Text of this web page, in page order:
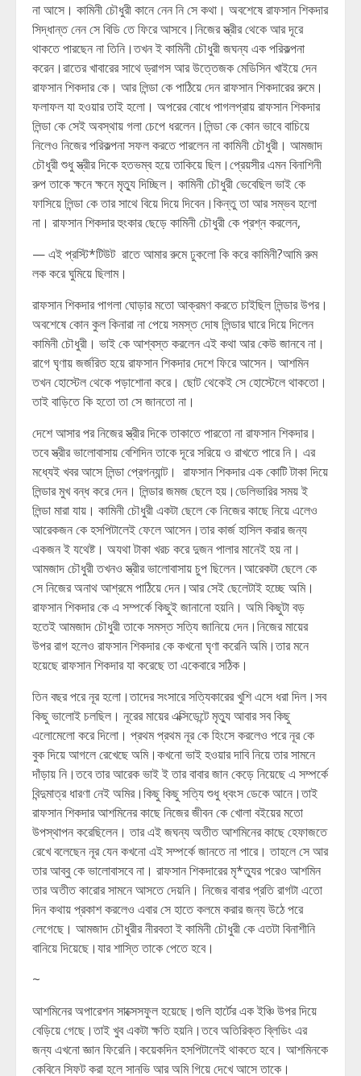
না আসে। কামিনী চৌধুরী কানে নেন নি সে কথা। অবশেষে রাফসান শিকদার
সিদ্ধান্ত নেন সে বিডি তে ফিরে আসবে।নিজের স্ত্রীর থেকে আর দূরে
থাকতে পারছেন না তিনি।তখন ই কামিনী চৌধুরী জঘন্য এক পরিকল্পনা
করেন।রাতের খাবারের সাথে ড্রাগস আর উত্তেজক মেডিসিন খাইয়ে দেন
রাফসান শিকদার কে। আর লিন্ডা কে পাঠিয়ে দেন রাফসান শিকদারের রুমে।
ফলাফল যা হওয়ার তাই হলো। অপরের বোধে পাগলপ্রায় রাফসান শিকদার
লিন্ডা কে সেই অবস্থায় গলা চেপে ধরলেন।লিন্ডা কে কোন ভাবে বাচিয়ে
নিলেও নিজের পরিকল্পনা সফল করতে পারলেন না কামিনী চৌধুরী। আমজাদ
চৌধুরী শুধু স্ত্রীর দিকে হতভম্ব হয়ে তাকিয়ে ছিল।প্রেয়সীর এমন বিনাশিনী
রুপ তাকে ক্ষনে ক্ষনে মৃত্যু দিচ্ছিল। কামিনী চৌধুরী ভেবেছিল ভাই কে
ফাসিয়ে লিন্ডা কে তার সাথে বিয়ে দিয়ে দিবেন।কিন্তু তা আর সম্ভব হলো
না। রাফসান শিকদার হুংকার ছেড়ে কামিনী চৌধুরী কে প্রশ্ন করলেন,
— এই প্রস্টি*টিউট রাতে আমার রুমে ঢুকলো কি করে কামিনী?আমি রুম
লক করে ঘুমিয়ে ছিলাম।
রাফসান শিকদার পাগলা ঘোড়ার মতো আক্রমণ করতে চাইছিল লিন্ডার উপর।
অবশেষে কোন কুল কিনারা না পেয়ে সমস্ত দোষ লিন্ডার ঘারে দিয়ে দিলেন
কামিনী চৌধুরী। ভাই কে আশ্বস্ত করলেন এই কথা আর কেউ জানবে না।
রাগে ঘৃণায় জর্জরিত হয়ে রাফসান শিকদার দেশে ফিরে আসেন। আশমিন
তখন হোস্টেল থেকে পড়াশোনা করে। ছোট থেকেই সে হোস্টেলে থাকতো।
তাই বাড়িতে কি হতো তা সে জানতো না।
দেশে আসার পর নিজের স্ত্রীর দিকে তাকাতে পারতো না রাফসান শিকদার।
তবে স্ত্রীর ভালোবাসায় বেশিদিন তাকে দূরে সরিয়ে ও রাখতে পারে নি। এর
মধ্যেই খবর আসে লিন্ডা প্রেগন্যান্ট। রাফসান শিকদার এক কোটি টাকা দিয়ে
লিন্ডার মুখ বন্ধ করে দেন। লিন্ডার জমজ ছেলে হয়।ডেলিভারির সময় ই
লিন্ডা মারা যায়। কামিনী চৌধুরী একটা ছেলে কে নিজের কাছে নিয়ে এলেও
আরেকজন কে হসপিটালেই ফেলে আসেন।তার কার্জ হাসিল করার জন্য
একজন ই যথেষ্ট। অযথা টাকা খরচ করে দুজন পালার মানেই হয় না।
আমজাদ চৌধুরী তখনও স্ত্রীর ভালোবাসায় চুপ ছিলেন।আরেকটা ছেলে কে
সে নিজের অনাথ আশ্রমে পাঠিয়ে দেন।আর সেই ছেলেটাই হচ্ছে অমি।
রাফসান শিকদার কে এ সম্পর্কে কিছুই জানানো হয়নি। অমি কিছুটা বড়
হতেই আমজাদ চৌধুরী তাকে সমস্ত সত্যি জানিয়ে দেন।নিজের মায়ের
উপর রাগ হলেও রাফসান শিকদার কে কখনো ঘৃণা করেনি অমি।তার মনে
হয়েছে রাফসান শিকদার যা করেছে তা একেবারে সঠিক।
তিন বছর পরে নূর হলো।তাদের সংসারে সত্যিকারের খুশি এসে ধরা দিল।সব
কিছু ভালোই চলছিল। নূরের মায়ের এক্সিডেন্টে মৃত্যু আবার সব কিছু
এলোমেলো করে দিলো। প্রথম প্রথম নূর কে হিংসে করলেও পরে নূর কে
বুক দিয়ে আগলে রেখেছে অমি।কখনো ভাই হওয়ার দাবি নিয়ে তার সামনে
দাঁড়ায় নি।তবে তার আরেক ভাই ই তার বাবার জান কেড়ে নিয়েছে এ সম্পর্কে
বিন্দুমাত্র ধারণা নেই অমির।কিছু কিছু সত্যি শুধু ধ্বংস ডেকে আনে।তাই
রাফসান শিকদার আশমিনের কাছে নিজের জীবন কে খোলা বইয়ের মতো
উপস্থাপন করেছিলেন। তার এই জঘন্য অতীত আশমিনের কাছে হেফাজতে
রেখে বলেছেন নূর যেন কখনো এই সম্পর্কে জানতে না পারে। তাহলে সে আর
তার আব্বু কে ভালোবাসবে না। রাফসান শিকদারের মৃ*ত্যুর পরেও আশমিন
তার অতীত কারোর সামনে আসতে দেয়নি। নিজের বাবার প্রতি রাগটা এতো
দিন কথায় প্রকাশ করলেও এবার সে হাতে কলমে করার জন্য উঠে পরে
লেগেছে। আমজাদ চৌধুরীর নীরবতা ই কামিনী চৌধুরী কে এতটা বিনাশীনি
বানিয়ে দিয়েছে।যার শাস্তি তাকে পেতে হবে।
~
আশমিনের অপারেশন সাক্সেসফুল হয়েছে।গুলি হার্টের এক ইঞ্চি উপর দিয়ে
বেড়িয়ে গেছে।তাই খুব একটা ক্ষতি হয়নি।তবে অতিরিক্ত ব্লিডিং এর
জন্য এখনো জ্ঞান ফিরেনি।কয়েকদিন হসপিটালেই থাকতে হবে। আশমিনকে
কেবিনে সিফট করা হলে সানভি আর অমি গিয়ে দেখে আসে তাকে।